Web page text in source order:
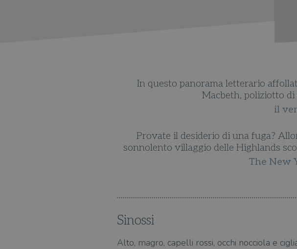
In questo panorama letterario
Macbeth, poliziotto
il
Provate il desiderio di una fuga?
sonnolento villaggio delle Highlands
The New
Sinossi
Alto, magro, capelli rossi, occhi nocciola e